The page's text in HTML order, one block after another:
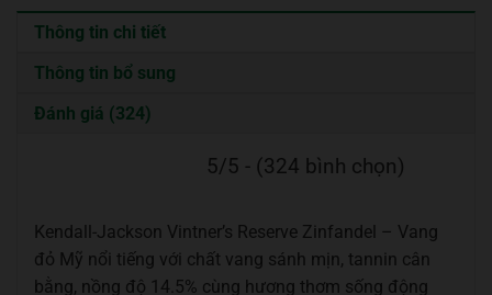
Thông tin chi tiết
Thông tin bổ sung
Đánh giá (324)
5/5 - (324 bình chọn)
Kendall-Jackson Vintner’s Reserve Zinfandel – Vang
đỏ Mỹ nổi tiếng với chất vang sánh mịn, tannin cân
bằng, nồng độ 14.5% cùng hương thơm sống động